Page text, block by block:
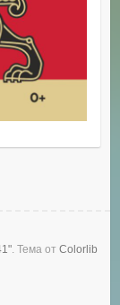
. Тема от Colorlib